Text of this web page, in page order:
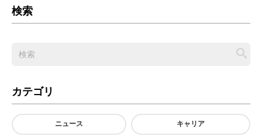
検索
カテゴリ
ニュース キャリア